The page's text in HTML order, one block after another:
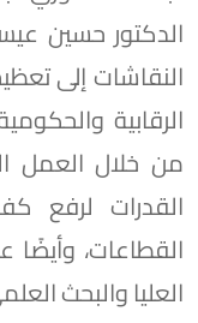
الدكتور حسين
النقاشات إلى
الرقابية
من خلال العمل
القدرات لرفع
القطاعات،
العليا والبحث